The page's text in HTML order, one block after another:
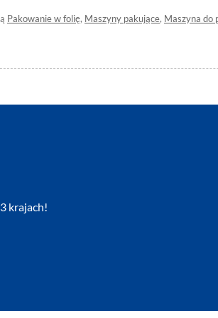
Pakowanie w folię, Maszyny pakujące, Maszyna do
krajach!